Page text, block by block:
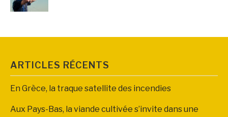
ARTICLES RÉCENTS
En Grèce, la traque satellite des incendies
Aux Pays-Bas, la viande cultivée s’invite dans une